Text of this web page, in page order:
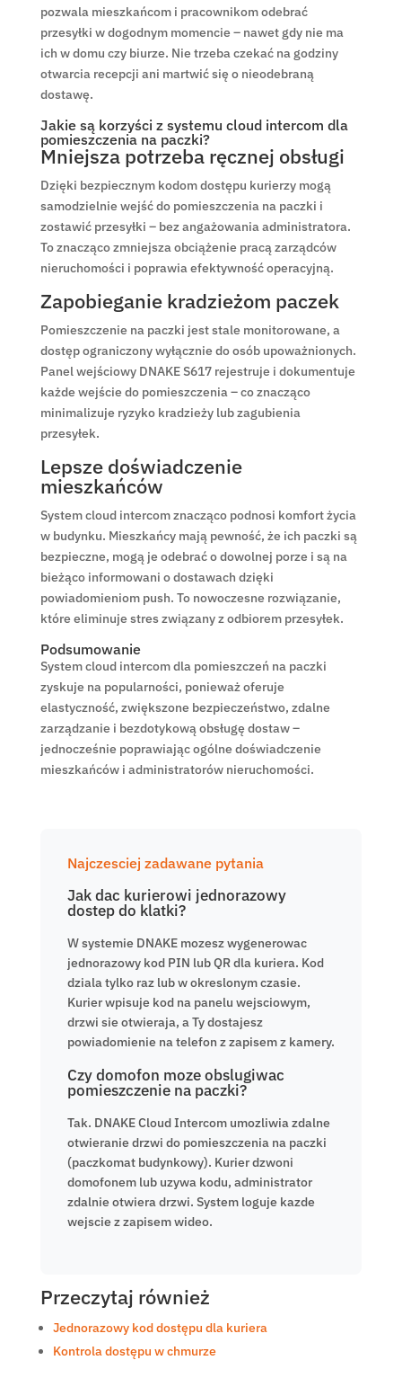
pozwala mieszkańcom i pracownikom odebrać
przesyłki w dogodnym momencie – nawet gdy nie ma
ich w domu czy biurze. Nie trzeba czekać na godziny
otwarcia recepcji ani martwić się o nieodebraną
dostawę.
Jakie są korzyści z systemu cloud intercom dla
pomieszczenia na paczki?
Mniejsza potrzeba ręcznej obsługi
Dzięki bezpiecznym kodom dostępu kurierzy mogą
samodzielnie wejść do pomieszczenia na paczki i
zostawić przesyłki – bez angażowania administratora.
To znacząco zmniejsza obciążenie pracą zarządców
nieruchomości i poprawia efektywność operacyjną.
Zapobieganie kradzieżom paczek
Pomieszczenie na paczki jest stale monitorowane, a
dostęp ograniczony wyłącznie do osób upoważnionych.
Panel wejściowy DNAKE S617 rejestruje i dokumentuje
każde wejście do pomieszczenia – co znacząco
minimalizuje ryzyko kradzieży lub zagubienia
przesyłek.
Lepsze doświadczenie
mieszkańców
System cloud intercom znacząco podnosi komfort życia
w budynku. Mieszkańcy mają pewność, że ich paczki są
bezpieczne, mogą je odebrać o dowolnej porze i są na
bieżąco informowani o dostawach dzięki
powiadomieniom push. To nowoczesne rozwiązanie,
które eliminuje stres związany z odbiorem przesyłek.
Podsumowanie
System cloud intercom dla pomieszczeń na paczki
zyskuje na popularności, ponieważ oferuje
elastyczność, zwiększone bezpieczeństwo, zdalne
zarządzanie i bezdotykową obsługę dostaw –
jednocześnie poprawiając ogólne doświadczenie
mieszkańców i administratorów nieruchomości.
Najczesciej zadawane pytania
Jak dac kurierowi jednorazowy
dostep do klatki?
W systemie DNAKE mozesz wygenerowac
jednorazowy kod PIN lub QR dla kuriera. Kod
dziala tylko raz lub w okreslonym czasie.
Kurier wpisuje kod na panelu wejsciowym,
drzwi sie otwieraja, a Ty dostajesz
powiadomienie na telefon z zapisem z kamery.
Czy domofon moze obslugiwac
pomieszczenie na paczki?
Tak. DNAKE Cloud Intercom umozliwia zdalne
otwieranie drzwi do pomieszczenia na paczki
(paczkomat budynkowy). Kurier dzwoni
domofonem lub uzywa kodu, administrator
zdalnie otwiera drzwi. System loguje kazde
wejscie z zapisem wideo.
Przeczytaj również
Jednorazowy kod dostępu dla kuriera
Kontrola dostępu w chmurze